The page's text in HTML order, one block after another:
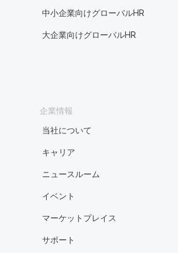
中小企業向けグローバルHR
大企業向けグローバルHR
企業情報
当社について
キャリア
ニュースルーム
イベント
マーケットプレイス
サポート